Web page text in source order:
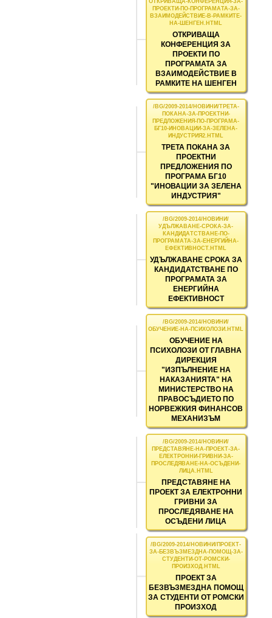
ОТКРИВАЩА
КОНФЕРЕНЦИЯ ЗА
ПРОЕКТИ ПО
ПРОГРАМАТА ЗА
ВЗАИМОДЕЙСТВИЕ В
РАМКИТЕ НА ШЕНГЕН
ТРЕТА ПОКАНА ЗА
ПРОЕКТНИ
ПРЕДЛОЖЕНИЯ ПО
ПРОГРАМА БГ10
"ИНОВАЦИИ ЗА ЗЕЛЕНА
ИНДУСТРИЯ"
УДЪЛЖАВАНЕ СРОКА ЗА
КАНДИДАТСТВАНЕ ПО
ПРОГРАМАТА ЗА
ЕНЕРГИЙНА
ЕФЕКТИВНОСТ
ОБУЧЕНИЕ НА
ПСИХОЛОЗИ ОТ ГЛАВНА
ДИРЕКЦИЯ
"ИЗПЪЛНЕНИЕ НА
НАКАЗАНИЯТА" НА
МИНИСТЕРСТВО НА
ПРАВОСЪДИЕТО ПО
НОРВЕЖКИЯ ФИНАНСОВ
МЕХАНИЗЪМ
ПРЕДСТАВЯНЕ НА
ПРОЕКТ ЗА ЕЛЕКТРОННИ
ГРИВНИ ЗА
ПРОСЛЕДЯВАНЕ НА
ОСЪДЕНИ ЛИЦА
ПРОЕКТ ЗА
БЕЗВЪЗМЕЗДНА ПОМОЩ
ЗА СТУДЕНТИ ОТ РОМСКИ
ПРОИЗХОД